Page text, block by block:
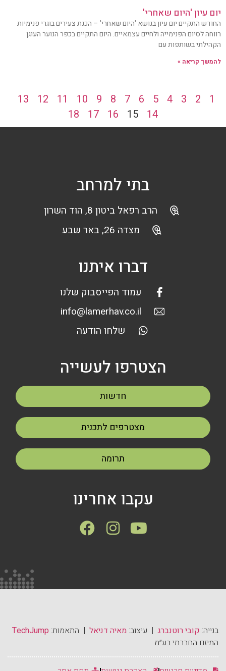
יום עיון 'היום שאחרי'
החודש התקיים יום עיון בנושא 'היום שאחרי' – הכנת צעירים בוגרי פנימיות
רווחה לסיום הפנימייה ולחיים עצמאיים. היום התקיים בכפר הנוער העוגן
הקהילתי בשותפות עם
להמשך קריאה »
1
2
3
4
5
6
7
8
9
10
11
12
13
14
15
16
17
18
בתי למרחב
הרב רפאל ביטון 8, הוד השרון
מצדה 26, באר שבע
דברו איתנו
עמוד הפייסבוק שלנו
info@lamerhav.co.il
שלחו הודעה
הצטרפו לעשייה
חדשות
מצטרפים לתכנית
תרומה
עקבו אחרינו
בנייה: קובי רוטנברג | עיצוב: מאיה דניאל | התאמות: TechJump
המיזם החברתי בע״מ